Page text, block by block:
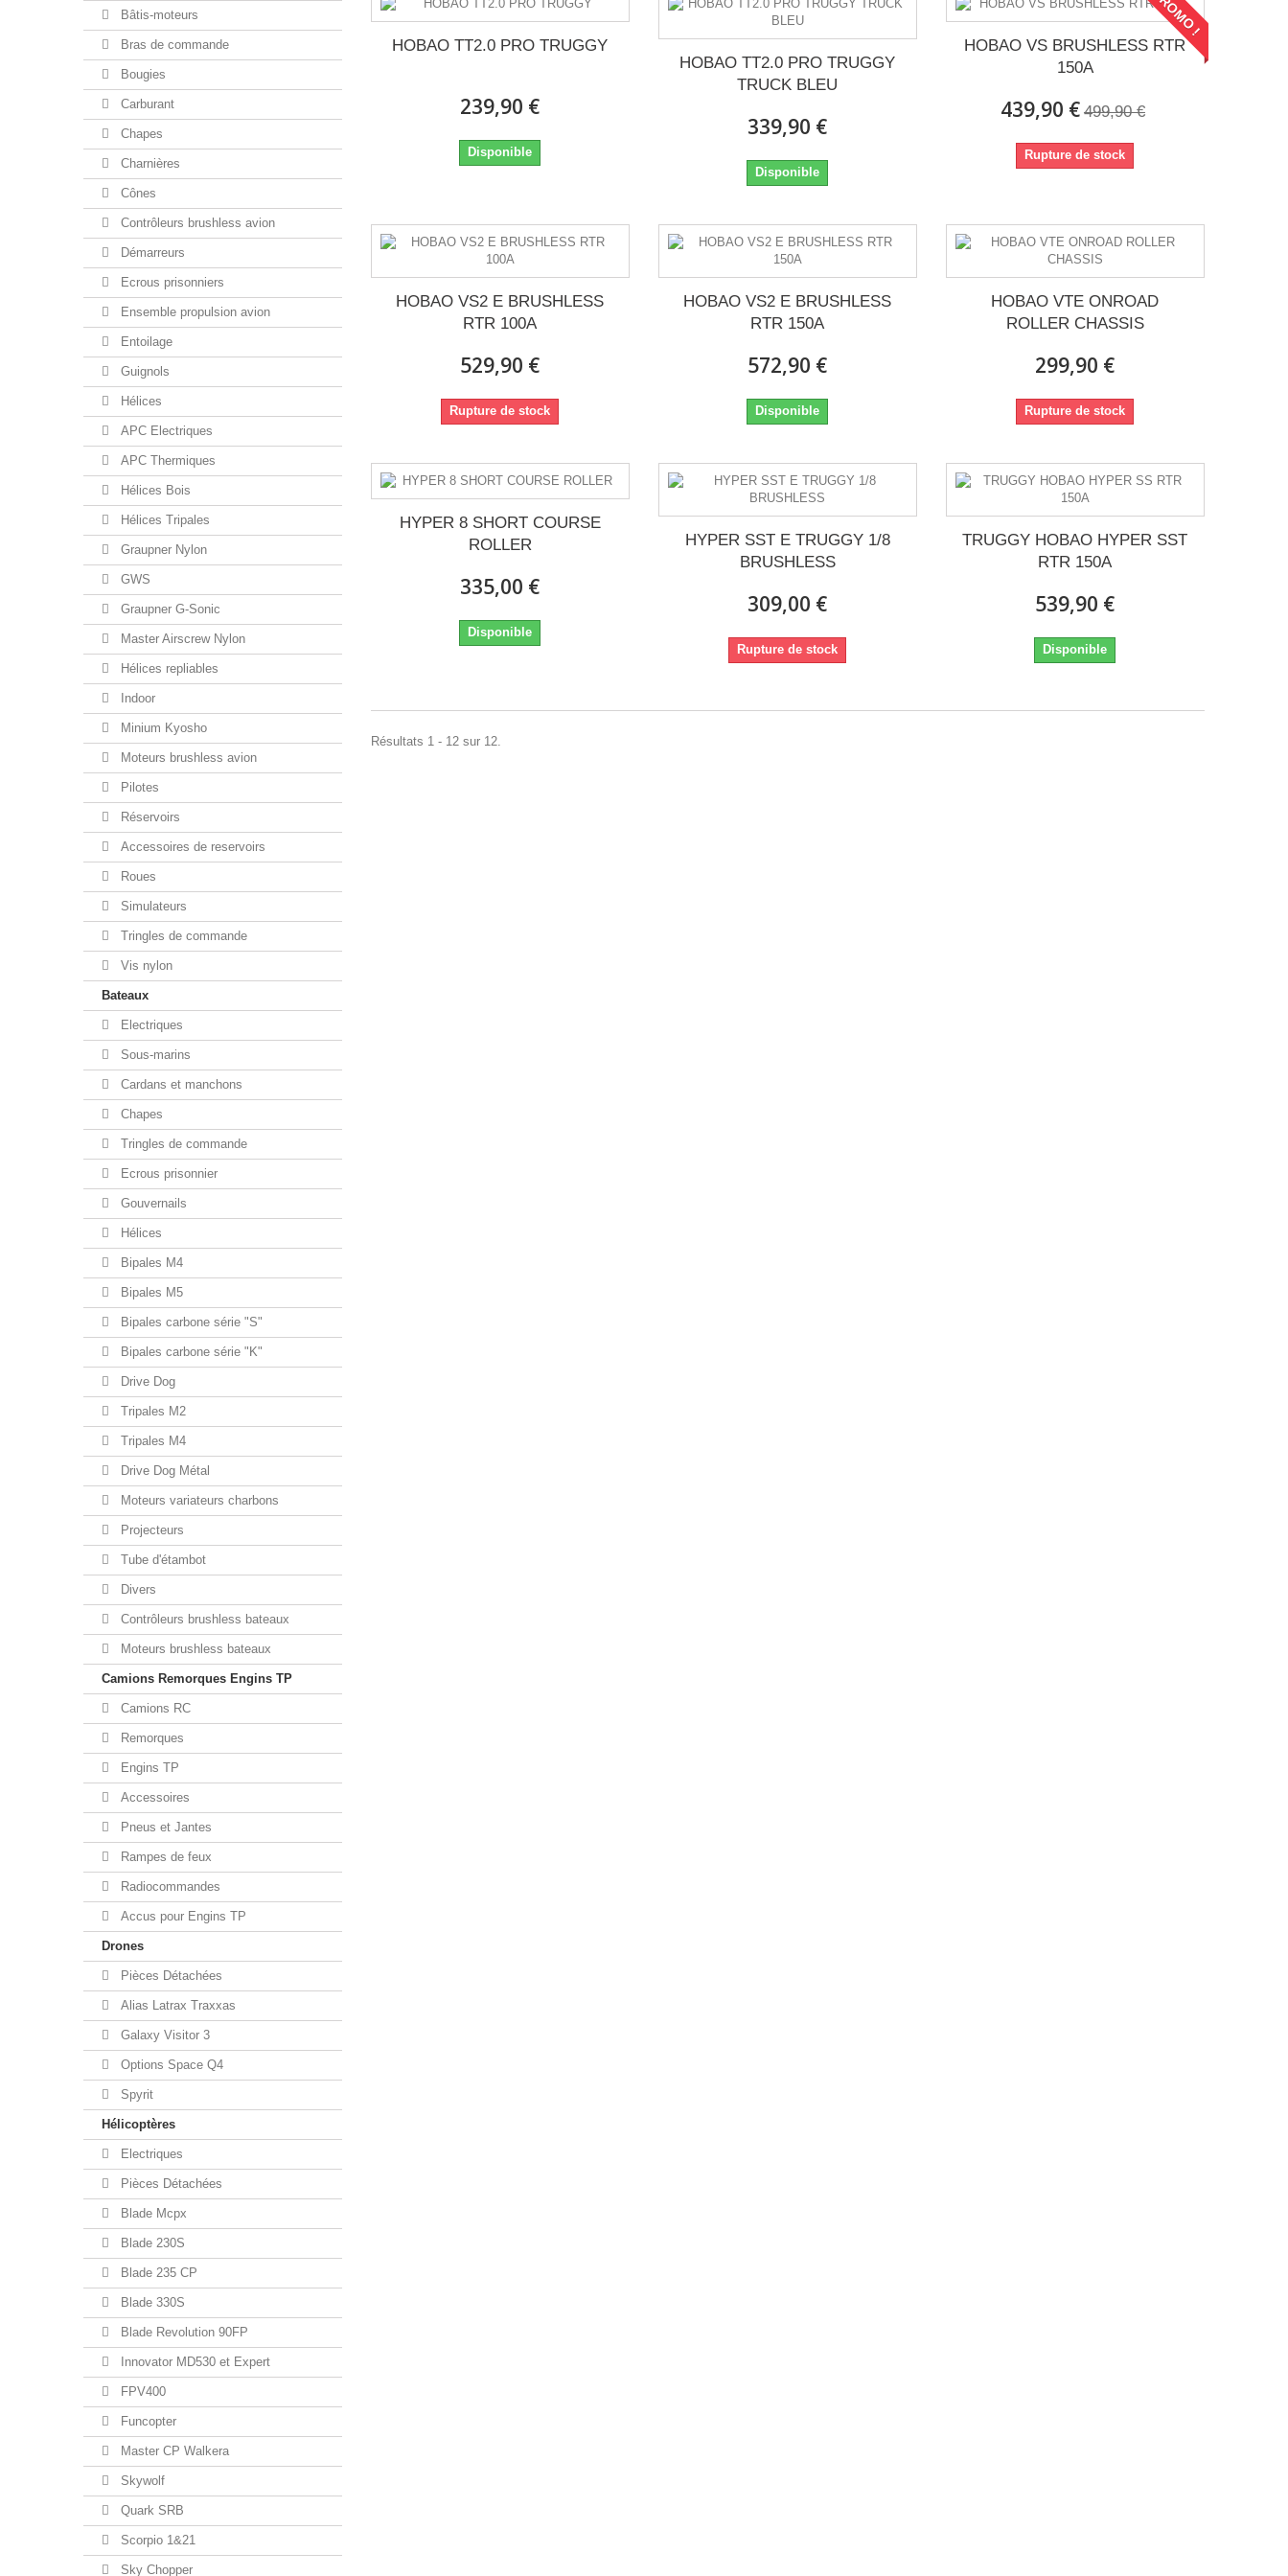
Bâtis-moteurs
Bras de commande
Bougies
Carburant
Chapes
Charnières
Cônes
Contrôleurs brushless avion
Démarreurs
Ecrous prisonniers
Ensemble propulsion avion
Entoilage
Guignols
Hélices
APC Electriques
APC Thermiques
Hélices Bois
Hélices Tripales
Graupner Nylon
GWS
Graupner G-Sonic
Master Airscrew Nylon
Hélices repliables
Indoor
Minium Kyosho
Moteurs brushless avion
Pilotes
Réservoirs
Accessoires de reservoirs
Roues
Simulateurs
Tringles de commande
Vis nylon
Bateaux
Electriques
Sous-marins
Cardans et manchons
Chapes
Tringles de commande
Ecrous prisonnier
Gouvernails
Hélices
Bipales M4
Bipales M5
Bipales carbone série "S"
Bipales carbone série "K"
Drive Dog
Tripales M2
Tripales M4
Drive Dog Métal
Moteurs variateurs charbons
Projecteurs
Tube d'étambot
Divers
Contrôleurs brushless bateaux
Moteurs brushless bateaux
Camions Remorques Engins TP
Camions RC
Remorques
Engins TP
Accessoires
Pneus et Jantes
Rampes de feux
Radiocommandes
Accus pour Engins TP
Drones
Pièces Détachées
Alias Latrax Traxxas
Galaxy Visitor 3
Options Space Q4
Spyrit
Hélicoptères
Electriques
Pièces Détachées
Blade Mcpx
Blade 230S
Blade 235 CP
Blade 330S
Blade Revolution 90FP
Innovator MD530 et Expert
FPV400
Funcopter
Master CP Walkera
Skywolf
Quark SRB
Scorpio 1&21
Sky Chopper
HOBAO TT2.0 PRO TRUGGY
239,90 €
Disponible
HOBAO TT2.0 PRO TRUGGY
TRUCK BLEU
339,90 €
Disponible
PROMO !
HOBAO VS BRUSHLESS RTR
150A
439,90 € 499,90 €
Rupture de stock
HOBAO VS2 E BRUSHLESS
RTR 100A
529,90 €
Rupture de stock
HOBAO VS2 E BRUSHLESS
RTR 150A
572,90 €
Disponible
HOBAO VTE ONROAD
ROLLER CHASSIS
299,90 €
Rupture de stock
HYPER 8 SHORT COURSE
ROLLER
335,00 €
Disponible
HYPER SST E TRUGGY 1/8
BRUSHLESS
309,00 €
Rupture de stock
TRUGGY HOBAO HYPER SST
RTR 150A
539,90 €
Disponible
Résultats 1 - 12 sur 12.